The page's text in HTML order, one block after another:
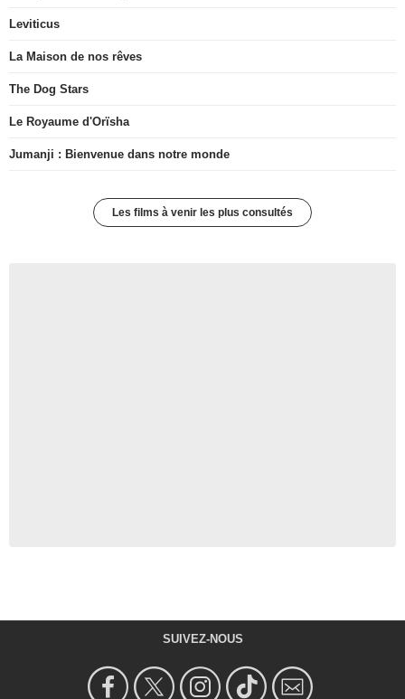
Leviticus
La Maison de nos rêves
The Dog Stars
Le Royaume d'Orïsha
Jumanji : Bienvenue dans notre monde
Les films à venir les plus consultés
SUIVEZ-NOUS